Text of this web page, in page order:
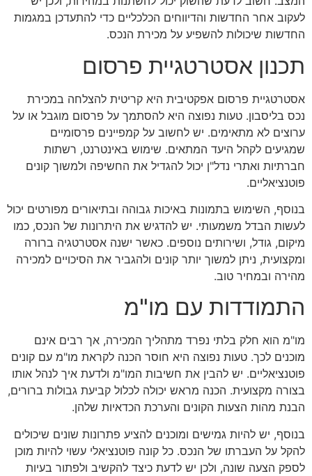
לעקוב אחר החדשות והדיווחים הכלכליים כדי להתעדכן במגמות
החדשות שיכולות להשפיע על מכירת הנכס.
תכנון אסטרטגיית פרסום
אסטרטגיית פרסום אפקטיבית היא קריטית להצלחה במכירת
נכס בליסבון. טעות נפוצה היא להסתמך על פרסום מוגבל או על
ערוצים לא מתאימים. יש לחשוב על קמפיינים פרסומיים
שמגיעים לקהל היעד המתאים. שימוש באינטרנט, רשתות
חברתיות ואתרי נדל"ן יכול להגדיל את החשיפה ולמשוך קונים
פוטנציאליים.
בנוסף, השימוש בתמונות באיכות גבוהה ובתיאורים מפורטים יכול
לעשות הבדל משמעותי. יש להדגיש את היתרונות של הנכס, כמו
מיקום, גודל, ושירותים נוספים. כאשר ישנה אסטרטגיה ברורה
ומקצועית, ניתן למשוך יותר קונים ולהגביר את הסיכויים למכירה
מהירה ובמחיר טוב.
התמודדות עם מו"מ
מו"מ הוא חלק בלתי נפרד מתהליך המכירה, אך רבים אינם
מוכנים לכך. טעות נפוצה היא חוסר הכנה לקראת מו"מ עם קונים
פוטנציאליים. יש להבין את חשיבות המו"מ ולדעת איך לנהל אותו
בצורה מקצועית. הכנה מראש יכולה לכלול קביעת גבולות ברורים,
הבנת מהות הצעות הקונים והערכת הכדאיות שלהן.
בנוסף, יש להיות גמישים ומוכנים להציע פתרונות שונים שיכולים
להקל על העברתו של הנכס. כל קונה פוטנציאלי עשוי להיות מוכן
לספק הצעה שונה, ולכן יש לדעת כיצד להקשיב ולפתור בעיות